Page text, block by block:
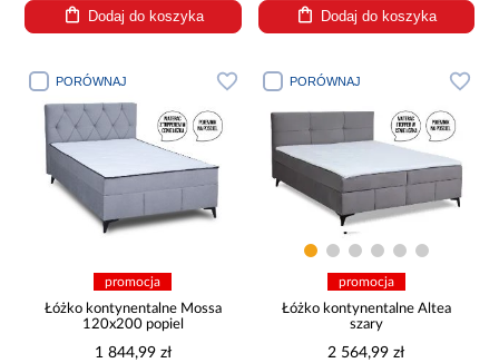
Dodaj do koszyka Dodaj do koszyka
PORÓWNAJ
promocja
Łóżko kontynentalne Mossa
120x200 popiel
1 844,99 zł
PORÓWNAJ
promocja
Łóżko kontynentalne Altea
szary
2 564,99 zł